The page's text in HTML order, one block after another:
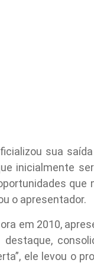
sua
inicialmente
o apresentador.
em 2010,
ele levou o